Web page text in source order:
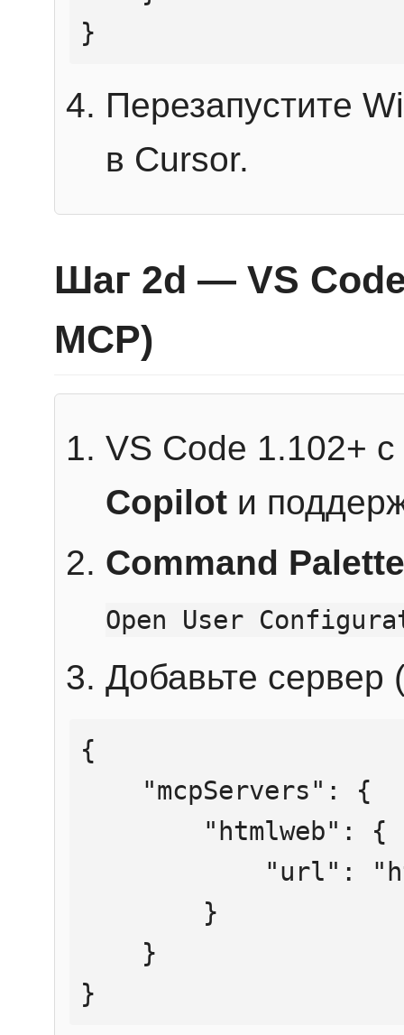
}
Перезапустите
в Cursor.
Шаг 2d — VS
MCP)
VS Code 1.102+
Copilot и
Command Palette
Open User
Добавьте сервер
{
}